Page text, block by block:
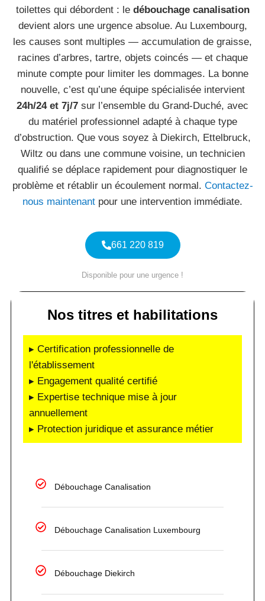
toilettes qui débordent : le débouchage canalisation
devient alors une urgence absolue. Au Luxembourg,
les causes sont multiples — accumulation de graisse,
racines d’arbres, tartre, objets coincés — et chaque
minute compte pour limiter les dommages. La bonne
nouvelle, c’est qu’une équipe spécialisée intervient
24h/24 et 7j/7 sur l’ensemble du Grand-Duché, avec
du matériel professionnel adapté à chaque type
d’obstruction. Que vous soyez à Diekirch, Ettelbruck,
Wiltz ou dans une commune voisine, un technicien
qualifié se déplace rapidement pour diagnostiquer le
problème et rétablir un écoulement normal. Contactez-
nous maintenant pour une intervention immédiate.
661 220 819
Disponible pour une urgence !
Nos titres et habilitations
▸ Certification professionnelle de
l'établissement
▸ Engagement qualité certifié
▸ Expertise technique mise à jour
annuellement
▸ Protection juridique et assurance métier
Débouchage Canalisation
Débouchage Canalisation Luxembourg
Débouchage Diekirch